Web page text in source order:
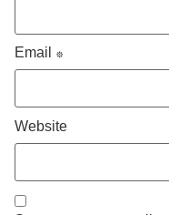
Email *
Website